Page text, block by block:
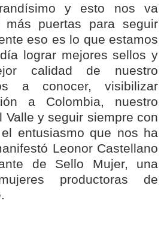
y esto nos va
más puertas para seguir
eso es lo que estamos
lograr mejores sellos y
calidad de nuestro
a conocer, visibilizar
a Colombia, nuestro
Valle y seguir siempre con
entusiasmo que nos ha
Leonor Castellano
de Sello Mujer, una
productoras de